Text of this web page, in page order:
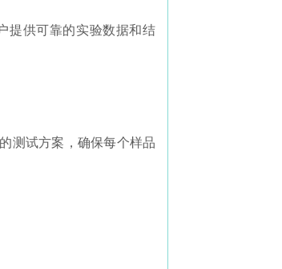
提供可靠的实验数据和结
测试方案，确保每个样品